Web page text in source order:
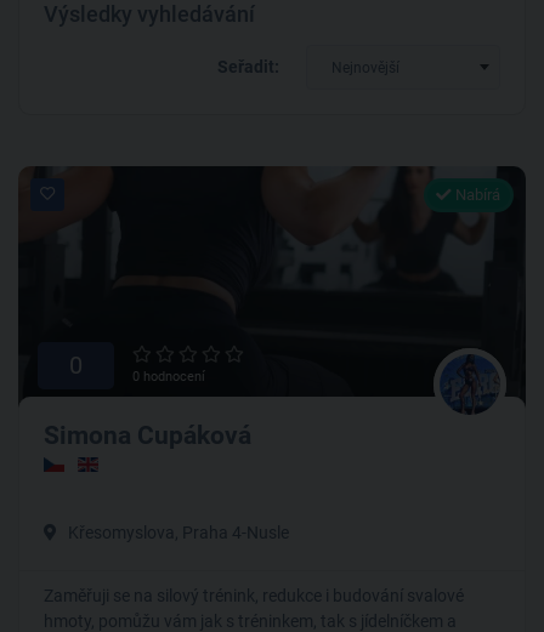
Výsledky vyhledávání
Seřadit: Nejnovější
Nabírá
0 0 hodnocení
Simona Cupáková
Křesomyslova, Praha 4-Nusle
Zaměřuji se na silový trénink, redukce i budování svalové
hmoty, pomůžu vám jak s tréninkem, tak s jídelníčkem a